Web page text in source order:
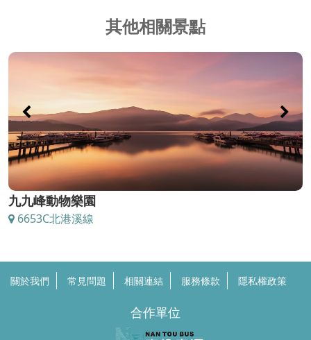
其他相關景點
九九峰動物樂園
6653C北港溪線
關於我們 常見問題 相關連結 服務條款 隱私權政策
合作單位